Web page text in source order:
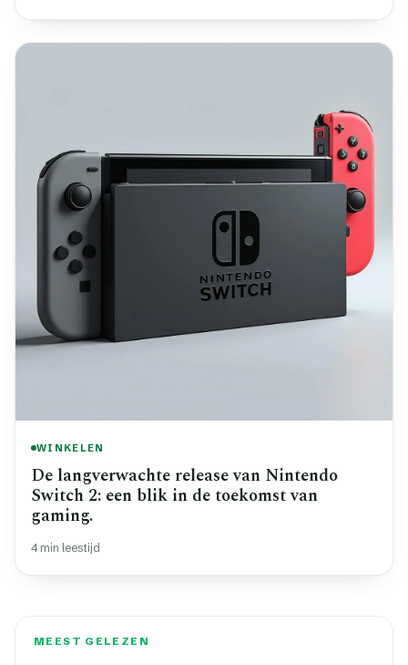
WINKELEN
De langverwachte release van Nintendo
Switch 2: een blik in de toekomst van
gaming.
4 min leestijd
MEEST GELEZEN